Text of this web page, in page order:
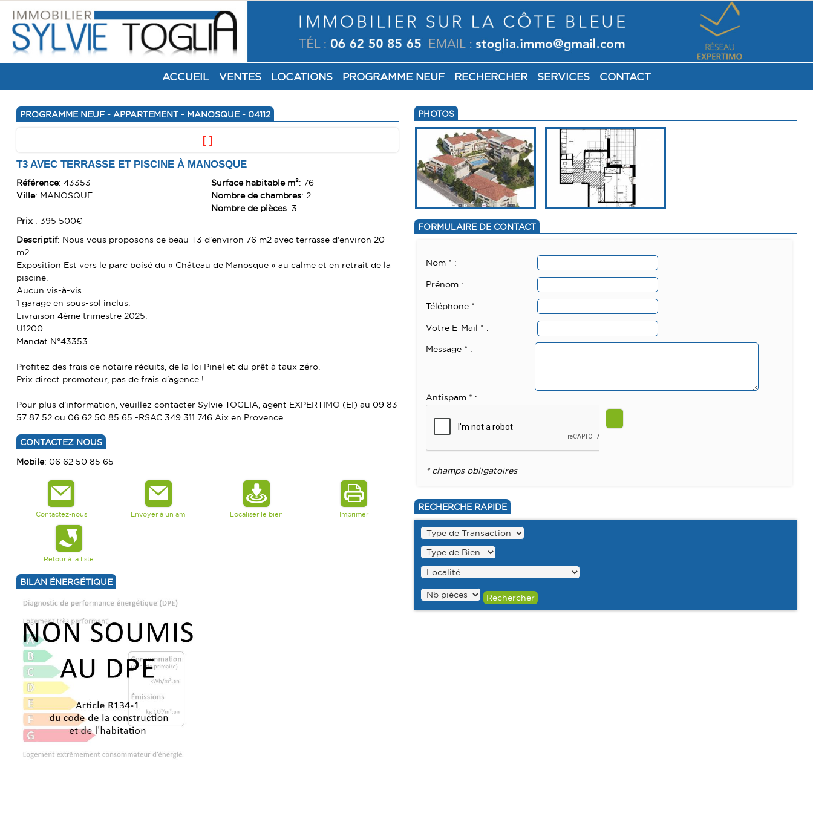
ACCUEIL VENTES LOCATIONS PROGRAMME NEUF RECHERCHER SERVICES CONTACT
PROGRAMME NEUF - APPARTEMENT - MANOSQUE - 04112
[ ]
T3 AVEC TERRASSE ET PISCINE À MANOSQUE
Référence: 43353
Ville: MANOSQUE
Prix : 395 500€
Surface habitable m²: 76
Nombre de chambres: 2
Nombre de pièces: 3
Descriptif: Nous vous proposons ce beau T3 d'environ 76 m2 avec terrasse d'environ 20
m2.
Exposition Est vers le parc boisé du « Château de Manosque » au calme et en retrait de la
piscine.
Aucun vis-à-vis.
1 garage en sous-sol inclus.
Livraison 4ème trimestre 2025.
U1200.
Mandat N°43353
Profitez des frais de notaire réduits, de la loi Pinel et du prêt à taux zéro.
Prix direct promoteur, pas de frais d'agence !
Pour plus d'information, veuillez contacter Sylvie TOGLIA, agent EXPERTIMO (EI) au 09 83
57 87 52 ou 06 62 50 85 65 -RSAC 349 311 746 Aix en Provence.
CONTACTEZ NOUS
Mobile: 06 62 50 85 65
Contactez-nous Envoyer à un ami Localiser le bien Imprimer
Retour à la liste
BILAN ÉNERGÉTIQUE
PHOTOS
FORMULAIRE DE CONTACT
Nom * :
Prénom :
Téléphone * :
Votre E-Mail * :
Message * :
Antispam * :
* champs obligatoires
RECHERCHE RAPIDE